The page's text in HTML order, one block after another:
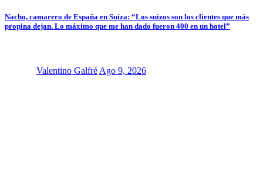
Nacho, camarero de España en Suiza: “Los suizos son los clientes que más
propina dejan. Lo máximo que me han dado fueron 400 en un hotel”
Valentino Galfré Ago 9, 2026